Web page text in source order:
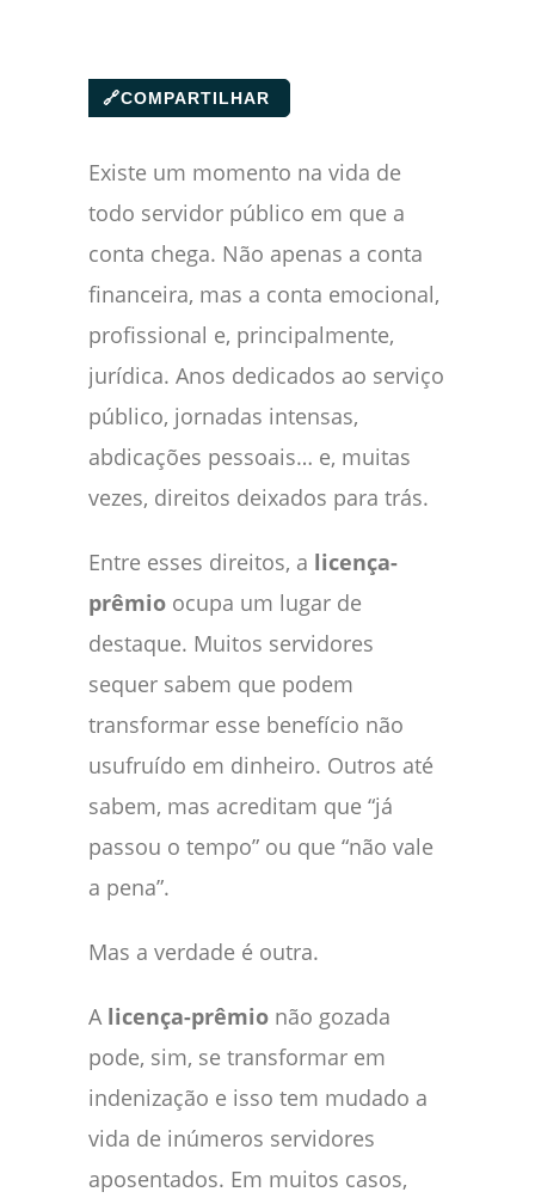
🔗COMPARTILHAR
Existe um momento na vida de
todo servidor público em que a
conta chega. Não apenas a conta
financeira, mas a conta emocional,
profissional e, principalmente,
jurídica. Anos dedicados ao serviço
público, jornadas intensas,
abdicações pessoais… e, muitas
vezes, direitos deixados para trás.
Entre esses direitos, a licença-
prêmio ocupa um lugar de
destaque. Muitos servidores
sequer sabem que podem
transformar esse benefício não
usufruído em dinheiro. Outros até
sabem, mas acreditam que “já
passou o tempo” ou que “não vale
a pena”.
Mas a verdade é outra.
A licença-prêmio não gozada
pode, sim, se transformar em
indenização e isso tem mudado a
vida de inúmeros servidores
aposentados. Em muitos casos,